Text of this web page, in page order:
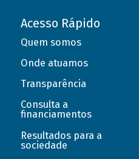
Acesso Rápido
Quem somos
Onde atuamos
Transparência
Consulta a
financiamentos
Resultados para a
sociedade